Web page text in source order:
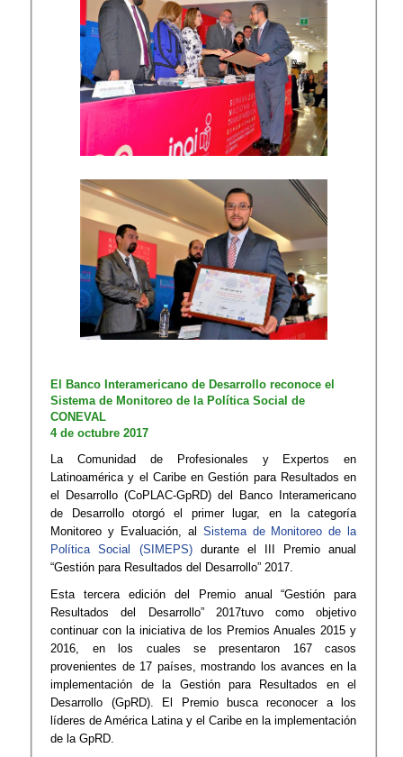
​​​​​El Banco Interamericano de Desarrollo reconoce el
Sistema de Monitoreo de la Política Social de
CONEVAL
4 de octubre 2017
La Comunidad de Profesionales y Expertos en
Latinoamérica y el Caribe en Gestión para Resultados en
el Desarrollo (CoPLAC-GpRD) del Banco Interamericano
de Desarrollo otorgó el primer lugar, en la categoría
Monitoreo y Evaluación, al Sistema de Monitoreo de la
Política Social (SIMEPS)durante el III Premio anual
“Gestión para Resultados del Desarrollo” 2017.
Esta tercera edición del Premio anual “Gestión para
Resultados del Desarrollo” 2017tuvo como objetivo
continuar con la iniciativa de los Premios Anuales 2015 y
2016, en los cuales se presentaron 167 casos
provenientes de 17 países, mostrando los avances en la
implementación de la Gestión para Resultados en el
Desarrollo (GpRD). El Premio busca reconocer a los
líderes de América Latina y el Caribe en la implementación
de la GpRD.